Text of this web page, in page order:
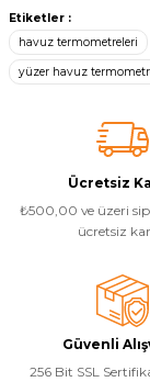
Havuz
Jakuzi
Kartuş Filtreler
Kuvars
konularda yetersiz
tarafımıza
Görüş ve
Ürün
Ürün
Ürün fiyatı
Bu ürüne
Etiketler :
havuz termometreleri
yüzer havuz
Ücretsiz
₺500,00 ve üzeri
ücretsiz
Güvenli
256 Bit SSL